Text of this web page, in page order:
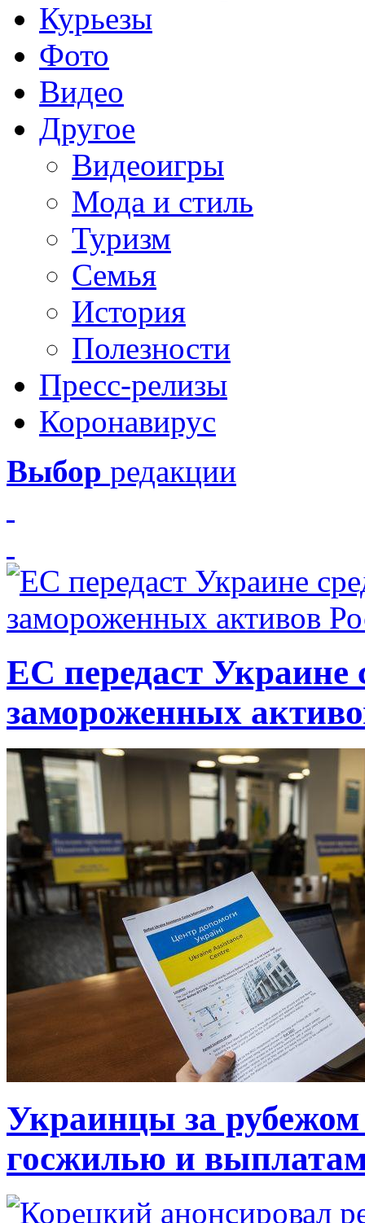
Курьезы
Фото
Видео
Другое
Видеоигры
Мода и стиль
Туризм
Семья
История
Полезности
Пресс-релизы
Коронавирус
Выбор редакции
ЕС передаст Украине
замороженных
Украинцы за рубежом
госжилью и